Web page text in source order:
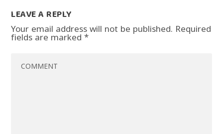
LEAVE A REPLY
Your email address will not be published. Required
fields are marked*